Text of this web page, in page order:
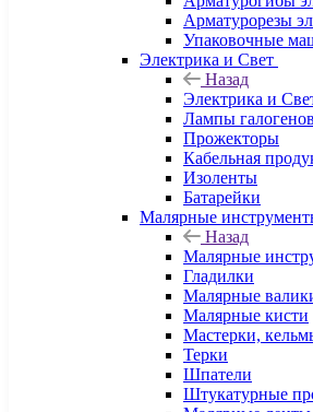
Арматурорезы
Упаковочные
Электрика и Свет
Назад
Электрика и
Лампы
Прожекторы
Кабельная
Изоленты
Батарейки
Малярные
Назад
Малярные
Гладилки
Малярные
Малярные кисти
Мастерки,
Терки
Шпатели
Штукатурные